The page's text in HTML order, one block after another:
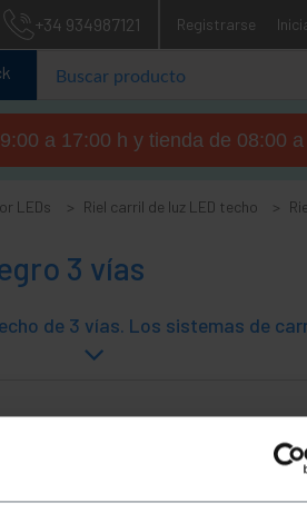
+34 934987121 Registrarse
a 17:00 h y tienda de 08:00
LEDs Riel carril de luz LED techo
3 vías